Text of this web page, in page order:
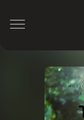
Tantrarosa https://